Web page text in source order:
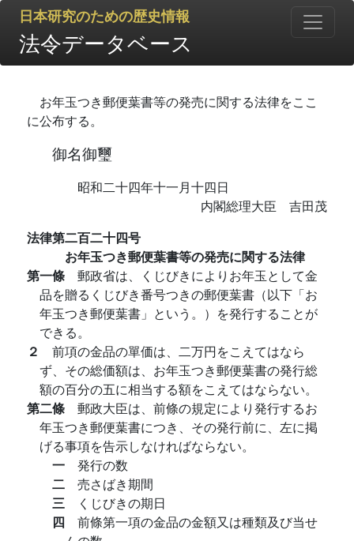
日本研究のための歴史情報
法令データベース
お年玉つき郵便葉書等の発売に関する法律をここ
に公布する。
御名御璽
昭和二十四年十一月十四日
内閣総理大臣 吉田茂
法律第二百二十四号
お年玉つき郵便葉書等の発売に関する法律
第一條 郵政省は、くじびきによりお年玉として金
品を贈るくじびき番号つきの郵便葉書（以下「お
年玉つき郵便葉書」という。）を発行することが
できる。
２ 前項の金品の單価は、二万円をこえてはなら
ず、その総価額は、お年玉つき郵便葉書の発行総
額の百分の五に相当する額をこえてはならない。
第二條 郵政大臣は、前條の規定により発行するお
年玉つき郵便葉書につき、その発行前に、左に掲
げる事項を告示しなければならない。
一 発行の数
二 売さばき期間
三
くじびきの期日
四 前條第一項の金品の金額又は種類及び当せ